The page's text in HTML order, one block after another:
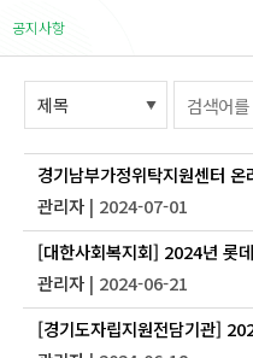
공지사항
경기남부가정위탁지원센터
관리자 | 2024-07-01
관리자 | 2024-06-21